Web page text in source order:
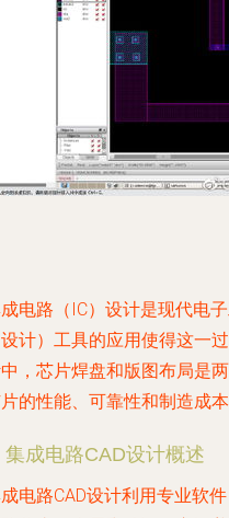
电路（IC）设计是现代电
计）工具的应用使得这一
，芯片焊盘和版图布局是
的性能、可靠性和制造成本
集成电路CAD设计概述
电路CAD设计利用专业软